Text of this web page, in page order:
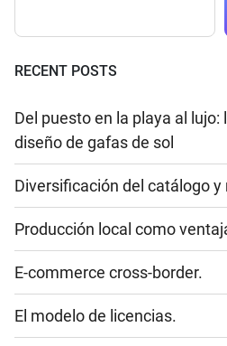
RECENT POSTS
Del puesto en la playa al lujo:
diseño de gafas de sol
Diversificación del catálogo y
Producción local como
E-commerce cross-border.
El modelo de licencias.